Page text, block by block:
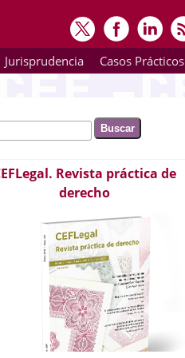
Jurisprudencia Casos Prácticos
de búsqueda
Revista práctica de
derecho